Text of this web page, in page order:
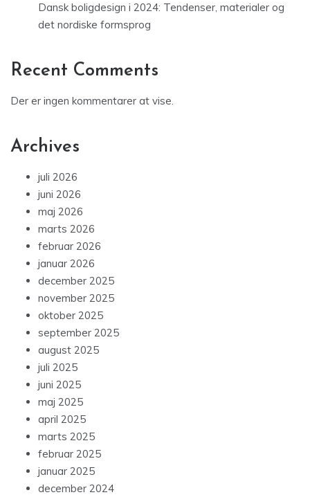
Dansk boligdesign i 2024: Tendenser, materialer og
det nordiske formsprog
Recent Comments
Der er ingen kommentarer at vise.
Archives
juli 2026
juni 2026
maj 2026
marts 2026
februar 2026
januar 2026
december 2025
november 2025
oktober 2025
september 2025
august 2025
juli 2025
juni 2025
maj 2025
april 2025
marts 2025
februar 2025
januar 2025
december 2024